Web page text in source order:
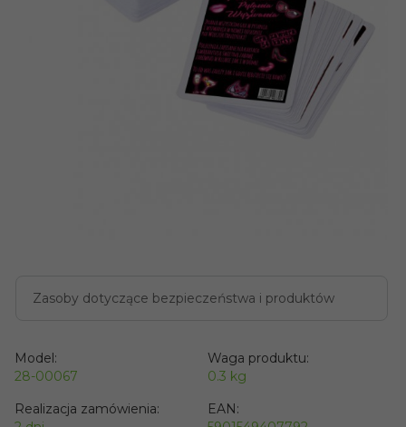
Zasoby dotyczące bezpieczeństwa i produktów
Model:
28-00067
Waga produktu:
0.3 kg
Realizacja zamówienia:
EAN: